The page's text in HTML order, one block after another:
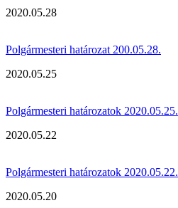
2020.05.28
Polgármesteri határozat 200.05.28.
2020.05.25
Polgármesteri határozatok 2020.05.25.
2020.05.22
Polgármesteri határozatok 2020.05.22.
2020.05.20